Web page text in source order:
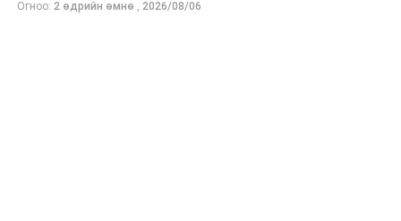
нийлүүлэлтийг тогтворжуулах хүрээнд бусад эх
Огноо: 2 өдрийн өмнө , 2026/08/06